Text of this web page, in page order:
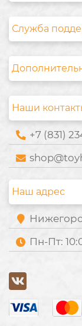
Служба
Наши
+7 (831)
Наш адрес
Пн-Пт: